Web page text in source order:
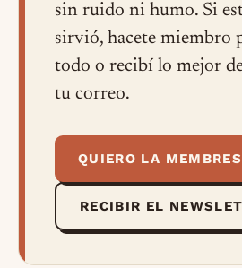
sin ruido ni humo. Si
sirvió, hacete miembro
todo o recibí lo mejor
tu correo.
QUIERO LA
RECIBIR EL